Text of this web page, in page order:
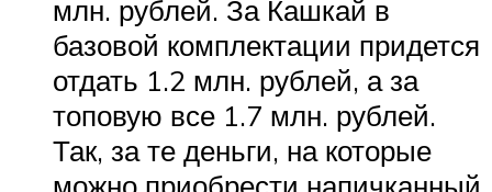
млн. рублей. За Кашкай в
базовой комплектации придется
отдать 1.2 млн. рублей, а за
топовую все 1.7 млн. рублей.
Так, за те деньги, на которые